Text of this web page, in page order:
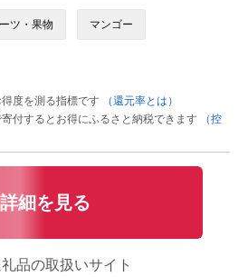
ツ・果物 マンゴー
度を測る指標です
（還元率とは）
付するとお得にふるさと納税できます
（控
詳細を見る
品の取扱いサイト